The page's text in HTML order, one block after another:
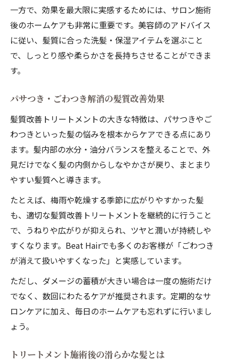
一方で、効果を最大限に実感するためには、サロン施術
後のホームケアも非常に重要です。美容師のアドバイス
に従い、髪質に合った洗髪・保湿アイテムを選ぶこと
で、しっとり感や柔らかさを長持ちさせることができま
す。
パサつき・ごわつき解消の髪質改善効果
髪質改善トリートメントの大きな特徴は、パサつきやご
わつきといった髪の悩みを根本からケアできる点にあり
ます。髪内部の水分・油分バランスを整えることで、外
見だけでなく髪の内側からしなやかさが戻り、まとまり
やすい髪質へと導きます。
たとえば、梅雨や乾燥する季節に広がりやすかった髪
も、適切な髪質改善トリートメントを継続的に行うこと
で、うねりや広がりが抑えられ、ツヤと潤いが持続しや
すくなります。Beat Hairでも多くのお客様が「ごわつき
が消えて扱いやすくなった」と実感しています。
ただし、ダメージの蓄積が大きい場合は一度の施術だけ
でなく、数回にわたるケアが推奨されます。定期的なサ
ロンケアに加え、毎日のホームケアも忘れずに行いまし
ょう。
トリートメント施術後の滑らかな髪とは